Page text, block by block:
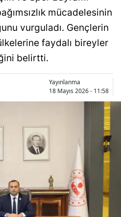
mücadelesinin
vurguladı. Gençlerin
faydalı bireyler
belirtti.
Yayınlanma
18 Mayıs 2026 - 11:58